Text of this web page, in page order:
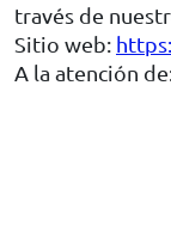
través de
Sitio web:
A la atención